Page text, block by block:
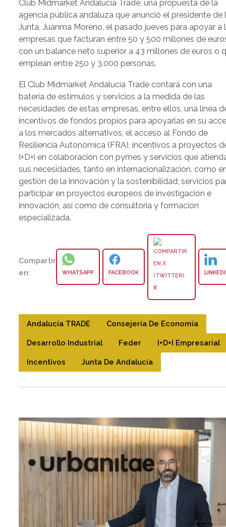
Club Midmarket Andalucía Trade, una propuesta de la
agencia pública andaluza que anunció el presidente de
Junta, Juanma Moreno, el pasado jueves para apoyar a
empresas que facturan entre 50 y 500 millones de
con un balance neto superior a 43 millones de euros o
emplean entre 250 y 3.000 personas.
El Club Midmarket Andalucía Trade contará con una
batería de estímulos y servicios a la medida de las
necesidades de estas empresas, entre ellos, una línea
incentivos de fondos propios para apoyarlas en su
a los mercados alternativos, el acceso al Fondo de
Resiliencia Autonómica (FRA), incentivos a proyectos
I+D+i en colaboración con pymes y servicios que
sus necesidades, tanto en internacionalización, como
gestión de la innovación y la sostenibilidad; servicios
participar en proyectos europeos de investigación e
innovación, así como de consultoría y formación
especializada.
Compartir
en:
WHATSAPP FACEBOOK
X
Andalucía TRADE Consejería De Economía
Desarrollo Industrial Feder I+D+i Empresarial
Incentivos Junta De Andalucía